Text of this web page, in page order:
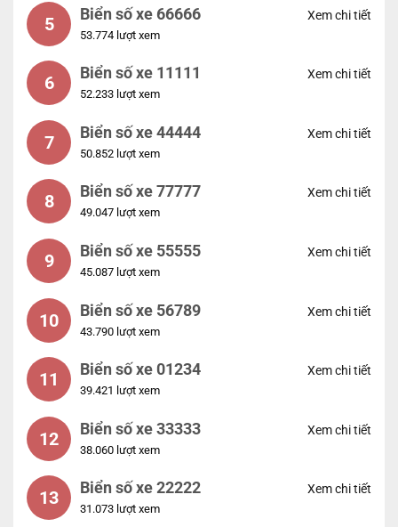
5 Biển số xe 66666
53.774 lượt xem
Xem chi tiết
6 Biển số xe 11111
52.233 lượt xem
Xem chi tiết
7 Biển số xe 44444
50.852 lượt xem
Xem chi tiết
8 Biển số xe 77777
49.047 lượt xem
Xem chi tiết
9 Biển số xe 55555
45.087 lượt xem
Xem chi tiết
10 Biển số xe 56789
43.790 lượt xem
Xem chi tiết
11 Biển số xe 01234
39.421 lượt xem
Xem chi tiết
12 Biển số xe 33333
38.060 lượt xem
Xem chi tiết
13 Biển số xe 22222
31.073 lượt xem
Xem chi tiết